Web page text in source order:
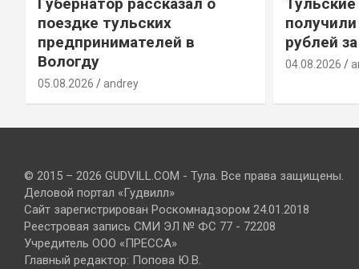
поездке тульских
предпринимателей в
Вологду
05.08.2026 andrey
рублей
04.08.2026
© 2015 – 2026 GUDVILL.COM - Тула. Все права защищены.
Деловой портал «Гудвилл»
Сайт зарегистрирован Роскомнадзором 24.01.2018
Реестровая запись СМИ ЭЛ № ФС 77 - 72208
Учредитель ООО «ПРЕССА»
Главный редактор: Попова Ю.В.